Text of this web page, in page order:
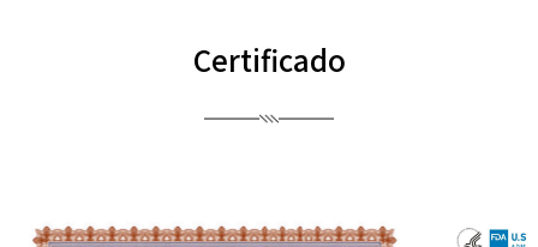
Certificado